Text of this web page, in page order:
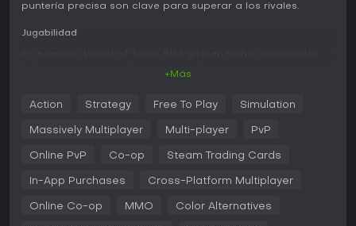
puntería precisa son clave para superar a los rivales.
Jugabilidad
destruyendo todos los vehículos enemigos o capturando
bases estratégicas. Diferentes
+Más
Action Strategy Free To Play Simulation
Massively Multiplayer Multi-player PvP
Online PvP Co-op Steam Trading Cards
In-App Purchases Cross-Platform Multiplayer
Online Co-op MMO Color Alternatives